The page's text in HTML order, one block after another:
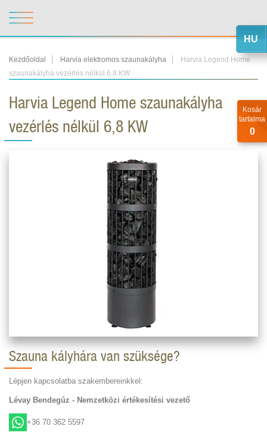
Kezdőoldal Harvia elektromos szaunakályha
Harvia Legend Home
szaunakályha vezérlés nélkül 6,8 KW
Harvia Legend Home szaunakályha
vezérlés nélkül 6,8 KW
Szauna kályhára van szüksége?
Lépjen kapcsolatba szakembereinkkel:
Lévay Bendegúz - Nemzetközi értékesítési vezető
+36 70 362 5597
HU
Kosár
tartalma
0